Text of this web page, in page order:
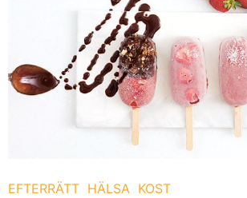
EFTERRÄTT HÄLSA KOST